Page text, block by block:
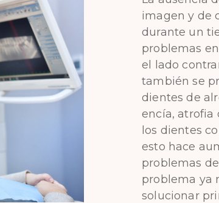
imagen y de
durante un
problemas
el lado
también se
dientes de
encía, atrofia
los dientes
esto hace
problemas
problema ya
solucionar